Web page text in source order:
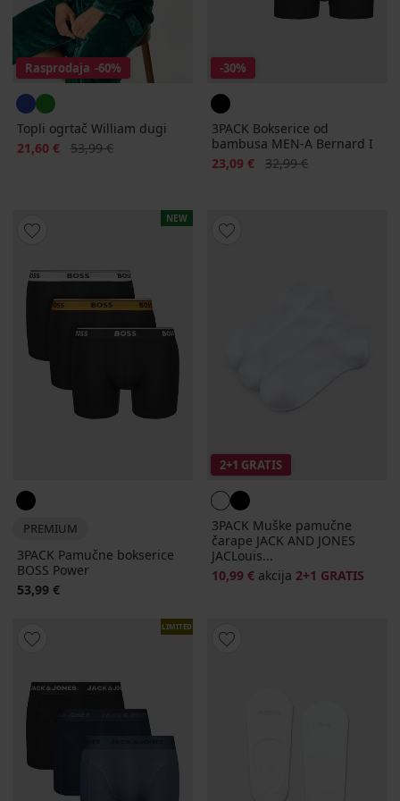
Rasprodaja -60%
Topli ogrtač William dugi
Popust
21,60 € Prvobitna cijena
53,99 €
-30%
3PACK Bokserice od
bambusa MEN-A Bernard I
Popust
23,09 € Prvobitna cijena
32,99 €
NEW
PREMIUM
3PACK Pamučne bokserice
BOSS Power
53,99 €
2+1 GRATIS
3PACK Muške pamučne
čarape JACK AND JONES
JACLouis...
10,99 € akcija 2+1 GRATIS
LIMITED